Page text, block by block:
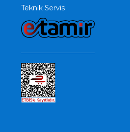
Teknik Servis